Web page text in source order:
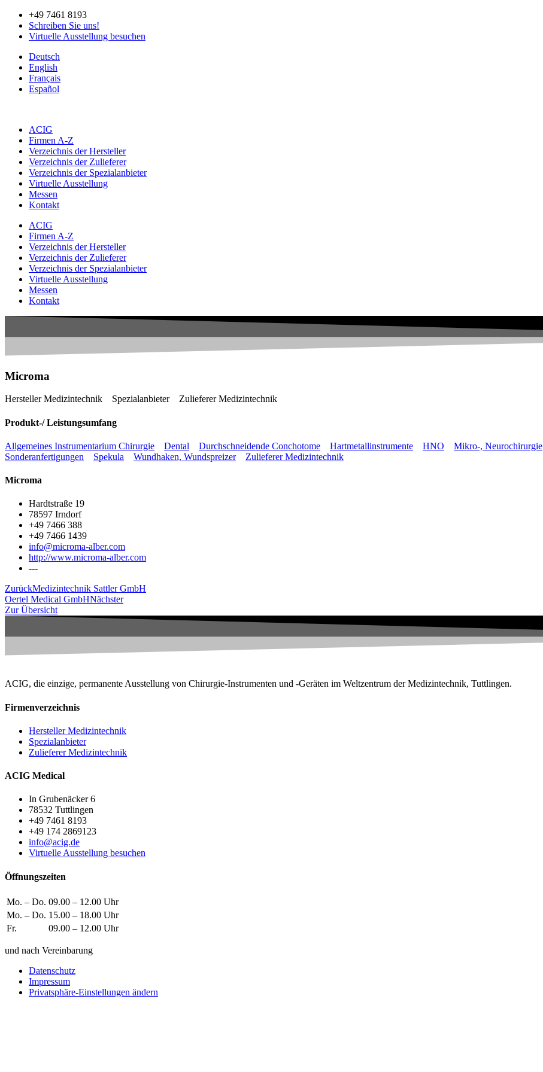
Zum
Inhalt
springen
+49 7461 8193
Schreiben Sie uns!
Virtuelle Ausstellung besuchen
Deutsch
English
Français
Español
ACIG
Firmen A-Z
Verzeichnis der Hersteller
Verzeichnis der Zulieferer
Verzeichnis der Spezialanbieter
Virtuelle Ausstellung
Messen
Kontakt
ACIG
Firmen A-Z
Verzeichnis der Hersteller
Verzeichnis der Zulieferer
Verzeichnis der Spezialanbieter
Virtuelle Ausstellung
Messen
Kontakt
Microma
Hersteller Medizintechnik Spezialanbieter Zulieferer Medizintechnik
Produkt-/ Leistungsumfang
Allgemeines Instrumentarium Chirurgie Dental Durchschneidende Conchotome Hartmetallinstrumente HNO Mikro-, Neurochirurgie
Sonderanfertigungen
Spekula Wundhaken, Wundspreizer Zulieferer Medizintechnik
Microma
Hardtstraße 19
78597 Irndorf
+49 7466 388
+49 7466 1439
info@microma-alber.com
http://www.microma-alber.com
---
ZurückMedizintechnik Sattler GmbH
Oertel Medical GmbHNächster
Zur Übersicht
ACIG, die einzige, permanente Ausstellung von Chirurgie-Instrumenten und -Geräten im Weltzentrum der Medizintechnik, Tuttlingen.
Firmenverzeichnis
Hersteller Medizintechnik
Spezialanbieter
Zulieferer Medizintechnik
ACIG Medical
In Grubenäcker 6
78532 Tuttlingen
+49 7461 8193
+49 174 2869123
info@acig.de
Virtuelle Ausstellung besuchen
Öffnungszeiten
Mo. – Do. 09.00 – 12.00 Uhr
Mo. – Do. 15.00 – 18.00 Uhr
Fr.
09.00 – 12.00 Uhr
und nach Vereinbarung
Datenschutz
Impressum
Privatsphäre-Einstellungen ändern